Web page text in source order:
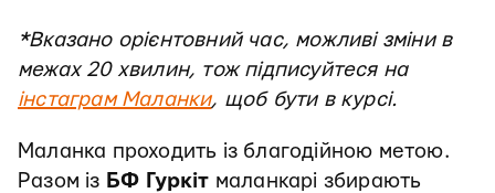
*Вказано орієнтовний час, можливі зміни в
межах 20 хвилин, тож підписуйтеся на
інстаграм Маланки, щоб бути в курсі.
Маланка проходить із благодійною метою.
Разом із БФ Гуркіт маланкарі збирають